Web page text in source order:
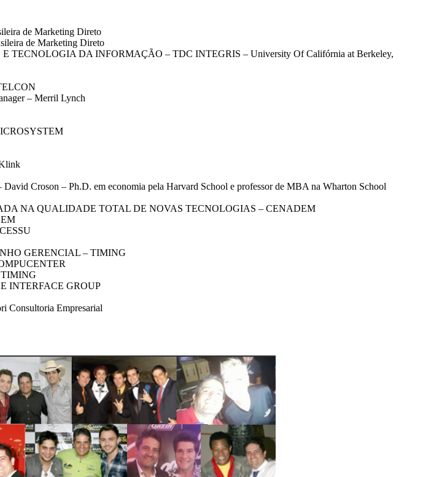
de Marketing Direto
de Marketing Direto
DA INFORMAÇÃO – TDC INTEGRIS – University Of Califórnia at Berkeley,
– Merril Lynch
Croson – Ph.D. em economia pela Harvard School e professor de MBA na Wharton School
NA QUALIDADE TOTAL DE NOVAS TECNOLOGIAS – CENADEM
GERENCIAL – TIMING
INTERFACE GROUP
Empresarial